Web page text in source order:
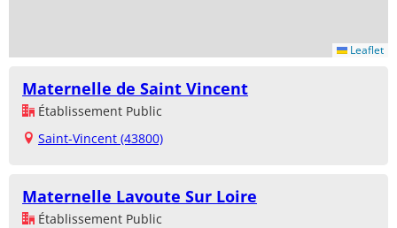
Leaflet
Maternelle de Saint Vincent
Établissement Public
Saint-Vincent (43800)
Maternelle Lavoute Sur Loire
Établissement Public